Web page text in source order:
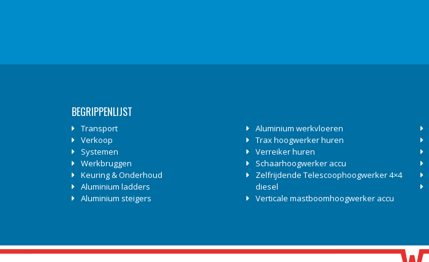
BEGRIPPENLIJST
Transport
Verkoop
Systemen
Werkbruggen
Keuring & Onderhoud
Aluminium ladders
Aluminium steigers
Aluminium werkvloeren
Trax hoogwerker huren
Verreiker huren
Schaarhoogwerker accu
Zelfrijdende Telescoophoogwerker 4×4
diesel
Verticale mastboomhoogwerker accu